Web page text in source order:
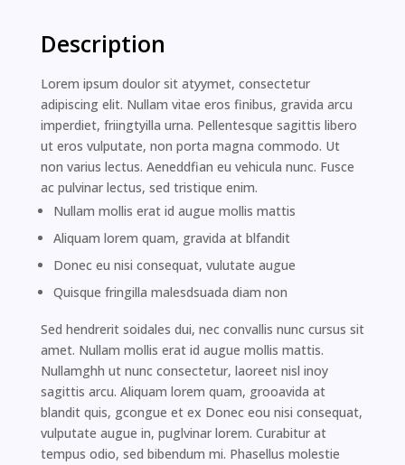
Description
Lorem ipsum doulor sit atyymet, consectetur
adipiscing elit. Nullam vitae eros finibus, gravida arcu
imperdiet, friingtyilla urna. Pellentesque sagittis libero
ut eros vulputate, non porta magna commodo. Ut
non varius lectus. Aeneddfian eu vehicula nunc. Fusce
ac pulvinar lectus, sed tristique enim.
Nullam mollis erat id augue mollis mattis
Aliquam lorem quam, gravida at blfandit
Donec eu nisi consequat, vulutate augue
Quisque fringilla malesdsuada diam non
Sed hendrerit soidales dui, nec convallis nunc cursus sit
amet. Nullam mollis erat id augue mollis mattis.
Nullamghh ut nunc consectetur, laoreet nisl inoy
sagittis arcu. Aliquam lorem quam, grooavida at
blandit quis, gcongue et ex Donec eou nisi consequat,
vulputate augue in, puglvinar lorem. Curabitur at
tempus odio, sed bibendum mi. Phasellus molestie